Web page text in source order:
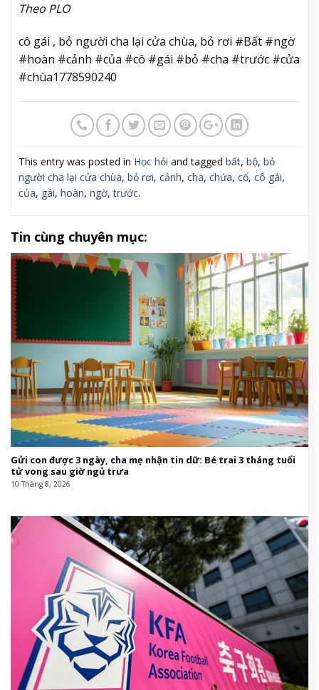
Theo PLO
cô gái , bỏ người cha lại cửa chùa, bỏ rơi #Bất #ngờ
#hoàn #cảnh #của #cô #gái #bỏ #cha #trước #cửa
#chùa1778590240
This entry was posted in Học hỏi and tagged bất, bộ, bỏ
người cha lại cửa chùa, bỏ rơi, cảnh, cha, chứa, cổ, cô gái,
của, gái, hoàn, ngờ,trước.
Tin cùng chuyên mục:
Gửi con được 3 ngày, cha mẹ nhận tin dữ: Bé trai 3 tháng tuổi
tử vong sau giờ ngủ trưa
10 Tháng 8, 2026